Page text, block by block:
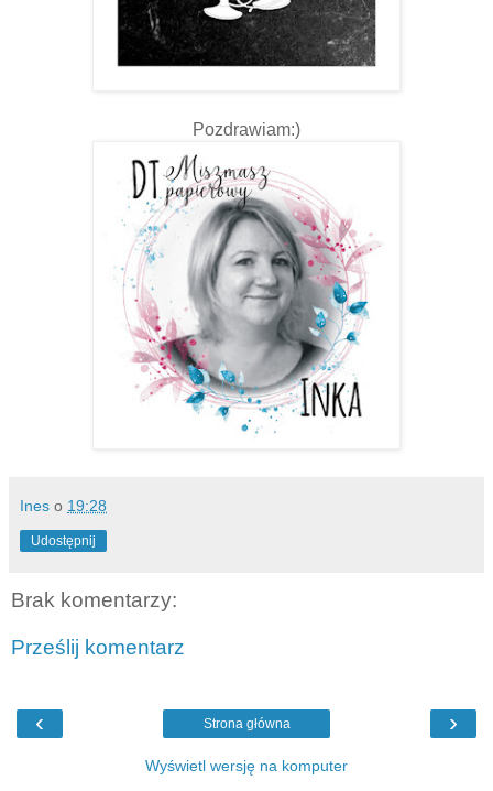
Pozdrawiam:)
Ines o 19:28
Udostępnij
Brak komentarzy:
Prześlij komentarz
‹ ›
Strona główna
Wyświetl wersję na komputer